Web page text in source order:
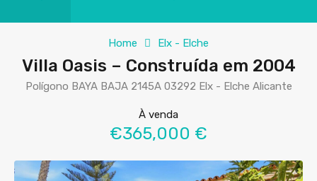
Home Elx - Elche
Villa Oasis – Construída em 2004
Polígono BAYA BAJA 2145A 03292 Elx - Elche Alicante
À venda
€365,000 €